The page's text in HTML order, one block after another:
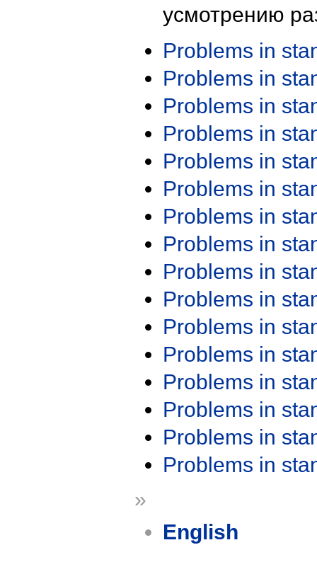
усмотрению
Problems in
Problems in
Problems in
Problems in
Problems in
Problems in
Problems in
Problems in
Problems in
Problems in
Problems in
Problems in
Problems in
Problems in
Problems in
Problems in
»
English